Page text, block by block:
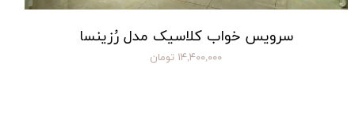
سرویس خواب کلاسیک مدل رُزینسا
۱۴,۴۰۰,۰۰۰ تومان